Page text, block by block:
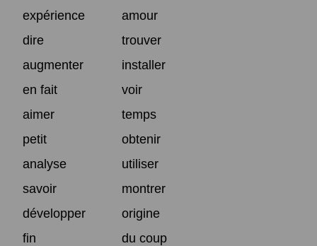
expérience
amour
dire
trouver
augmenter
installer
en fait
voir
aimer
temps
petit
obtenir
analyse
utiliser
savoir
montrer
développer
origine
fin
du coup